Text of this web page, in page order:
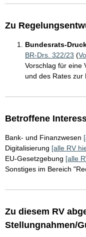
Zu
Bundesrats-
BR-Drs. 322/23 (
Vorschlag für eine
und des Rates zur
Betroffene
Bank- und Finanzwesen
Digitalisierung [alle RV
EU-Gesetzgebung [alle
Sonstiges im Bereich
Zu diesem RV
Stellungnahmen/